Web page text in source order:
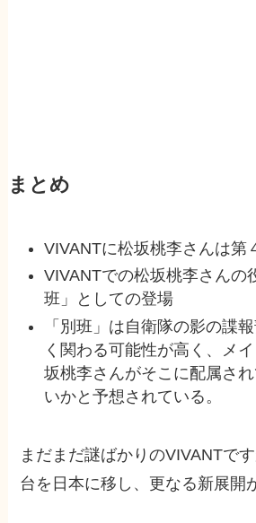
まとめ
VIVANTに松坂桃李さんは第
VIVANTでの松坂桃李さんの
班」としての登場
「別班」は自衛隊の影の諜
く関わる可能性が高く、メ
坂桃李さんがそこに配属さ
いかと予想されている。
まだまだ謎ばかりのVIVANTで
台を日本に移し、更なる新展開